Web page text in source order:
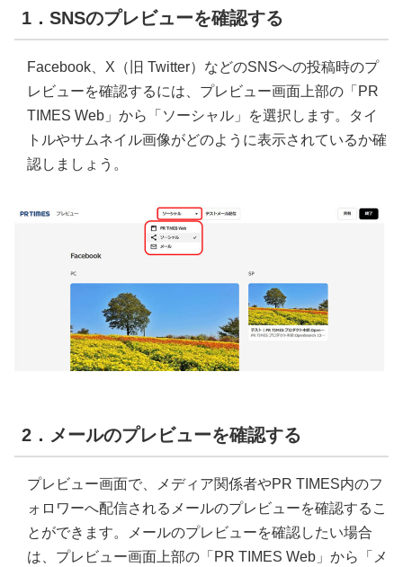
1．SNSのプレビューを確認する
Facebook、X（旧 Twitter）などのSNSへの投稿時のプ
レビューを確認するには、プレビュー画面上部の「PR
TIMES Web」から「ソーシャル」を選択します。タイ
トルやサムネイル画像がどのように表示されているか確
認しましょう。
2．メールのプレビューを確認する
プレビュー画面で、メディア関係者やPR TIMES内のフ
ォロワーへ配信されるメールのプレビューを確認するこ
とができます。メールのプレビューを確認したい場合
は、プレビュー画面上部の「PR TIMES Web」から「メ